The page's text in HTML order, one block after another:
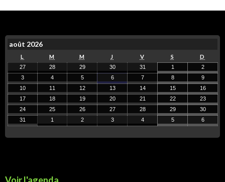
août 2026
L M M J V S D
27 28 29 30 31 1
2
3
4 5 6 7 8
9
10
11 12 13 14 15
16
17
18 19 20 21 22
23
24
25 26 27 28 29
30
31
1 2 3 4 5 6